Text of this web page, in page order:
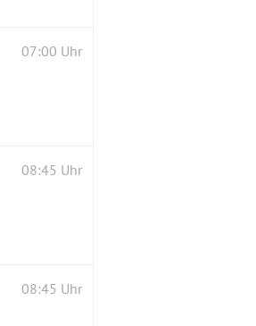
07:00 Uhr
08:45 Uhr
08:45 Uhr